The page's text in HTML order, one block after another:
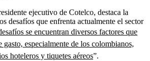
ejecutivo de Cotelco, destaca la
desafíos que enfrenta actualmente el sector
se encuentran diversos factores que
gasto, especialmente de los colombianos,
hoteleros y tiquetes aéreos”.